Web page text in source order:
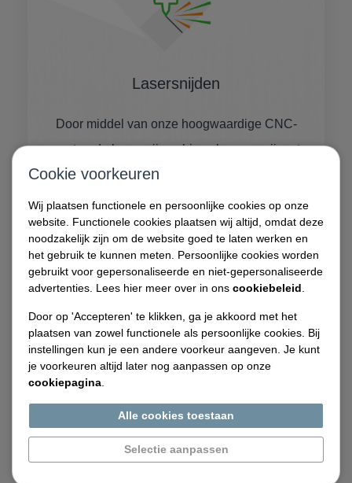
Lasersnijden
Door middel van onze hoogwaardige CNC-
gestuurde lasersnijmachines kunnen wij met
de grootste precizie buis en plaatmateriaal
Lees meer
Verspaning
Cookie voorkeuren
Wij plaatsen functionele en persoonlijke cookies op onze
website. Functionele cookies plaatsen wij altijd, omdat deze
noodzakelijk zijn om de website goed te laten werken en
het gebruik te kunnen meten. Persoonlijke cookies worden
gebruikt voor gepersonaliseerde en niet-gepersonaliseerde
advertenties. Lees hier meer over in ons cookiebeleid
Door op 'Accepteren' te klikken, ga je akkoord met het
plaatsen van zowel functionele als persoonlijke cookies. Bij
instellingen kun je een andere voorkeur aangeven. Je kunt
je voorkeuren altijd later nog aanpassen op onze
cookiepagina
Alle cookies toestaan
Selectie aanpassen